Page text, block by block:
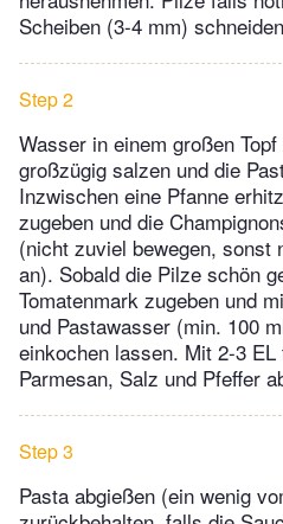
Scheiben (3-4 mm)
Step 2
Wasser in einem großen
großzügig salzen und die
Inzwischen eine Pfanne
zugeben und die
(nicht zuviel bewegen, sonst
an). Sobald die Pilze schön
Tomatenmark zugeben und
und Pastawasser (min. 100
einkochen lassen. Mit 2-3
Parmesan, Salz und Pfeffer
Step 3
Pasta abgießen (ein wenig